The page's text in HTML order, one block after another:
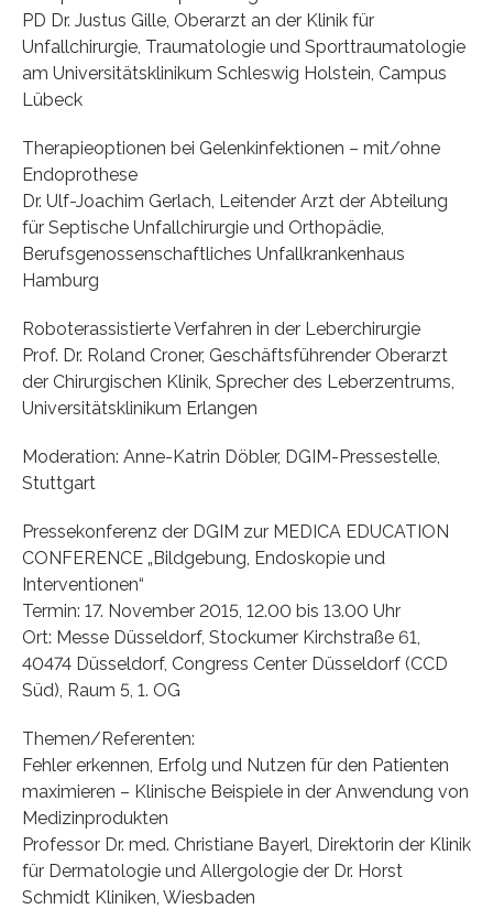
PD Dr. Justus Gille, Oberarzt an der Klinik für
Unfallchirurgie, Traumatologie und Sporttraumatologie
am Universitätsklinikum Schleswig Holstein, Campus
Lübeck
Therapieoptionen bei Gelenkinfektionen – mit/ohne
Endoprothese
Dr. Ulf-Joachim Gerlach, Leitender Arzt der Abteilung
für Septische Unfallchirurgie und Orthopädie,
Berufsgenossenschaftliches Unfallkrankenhaus
Hamburg
Roboterassistierte Verfahren in der Leberchirurgie
Prof. Dr. Roland Croner, Geschäftsführender Oberarzt
der Chirurgischen Klinik, Sprecher des Leberzentrums,
Universitätsklinikum Erlangen
Moderation: Anne-Katrin Döbler, DGIM-Pressestelle,
Stuttgart
Pressekonferenz der DGIM zur MEDICA EDUCATION
CONFERENCE „Bildgebung, Endoskopie und
Interventionen“
Termin: 17. November 2015, 12.00 bis 13.00 Uhr
Ort: Messe Düsseldorf, Stockumer Kirchstraße 61,
40474 Düsseldorf, Congress Center Düsseldorf (CCD
Süd), Raum 5, 1. OG
Themen/Referenten:
Fehler erkennen, Erfolg und Nutzen für den Patienten
maximieren – Klinische Beispiele in der Anwendung von
Medizinprodukten
Professor Dr. med. Christiane Bayerl, Direktorin der Klinik
für Dermatologie und Allergologie der Dr. Horst
Schmidt Kliniken, Wiesbaden